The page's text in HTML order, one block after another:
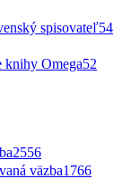
spisovateľ54
knihy Omega52
2556
väzba1766